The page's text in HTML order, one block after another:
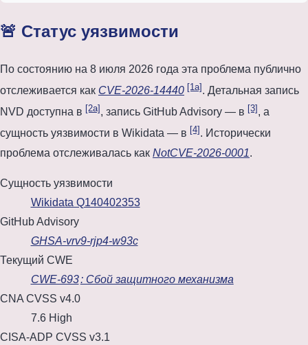
🚨 Статус уязвимости
По состоянию на 8 июля 2026 года эта проблема публично
отслеживается как CVE-2026-14440 [1a] . Детальная запись
NVD доступна в [2a] , запись GitHub Advisory — в [3] , а
сущность уязвимости в Wikidata — в [4] . Исторически
проблема отслеживалась как NotCVE-2026-0001.
Сущность уязвимости
Wikidata Q140402353
GitHub Advisory
GHSA-vrv9-rjp4-w93c
Текущий CWE
CWE-693: Сбой защитного механизма
CNA CVSS v4.0
7.6 High
CISA-ADP CVSS v3.1